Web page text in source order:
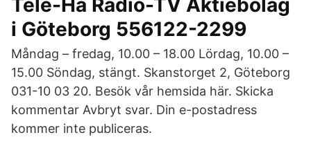
Tele-Hå Radio-TV Aktiebolag
i Göteborg 556122-2299
Måndag – fredag, 10.00 – 18.00 Lördag, 10.00 –
15.00 Söndag, stängt. Skanstorget 2, Göteborg
031-10 03 20. Besök vår hemsida här. Skicka
kommentar Avbryt svar. Din e-postadress
kommer inte publiceras.